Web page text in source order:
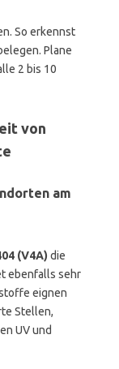
So erkennst
Plane
2 bis 10
von
am
(V4A) die
ebenfalls sehr
eignen
Stellen,
UV und